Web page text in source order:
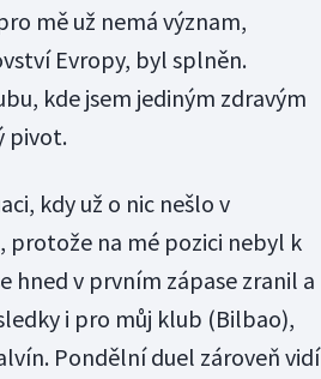
mě už nemá význam,
Evropy, byl splněn.
kde jsem jediným zdravým
pivot.
kdy už o nic nešlo v
protože na mé pozici nebyl k
hned v prvním zápase zranil a
i pro můj klub (Bilbao),
Pondělní duel zároveň vidí